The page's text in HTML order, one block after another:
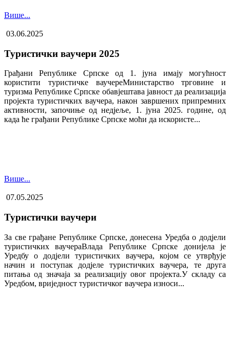
Више...
03.06.2025
Туристички ваучери 2025
Грађани Републике Српске од 1. јуна имају могућност
користити туристичке ваучере​Министарство трговине и
туризма Републике Српске обавјештава јавност да реализација
пројекта туристичких ваучера, након завршених припремних
активности, започиње од недјеље, 1. јуна 2025. године, од
када ће грађани Републике Српске моћи да искористе...
Више...
07.05.2025
Туристички ваучери
За све грађане Републике Српске, донесена Уредба о додјели
туристичких ваучера​Влада Републике Српске донијела је
Уредбу о додјели туристичких ваучера, којом се утврђује
начин и поступак додјеле туристичких ваучера, те друга
питања од значаја за реализацију овог пројекта.У складу са
Уредбом, вриједност туристичког ваучера износи...